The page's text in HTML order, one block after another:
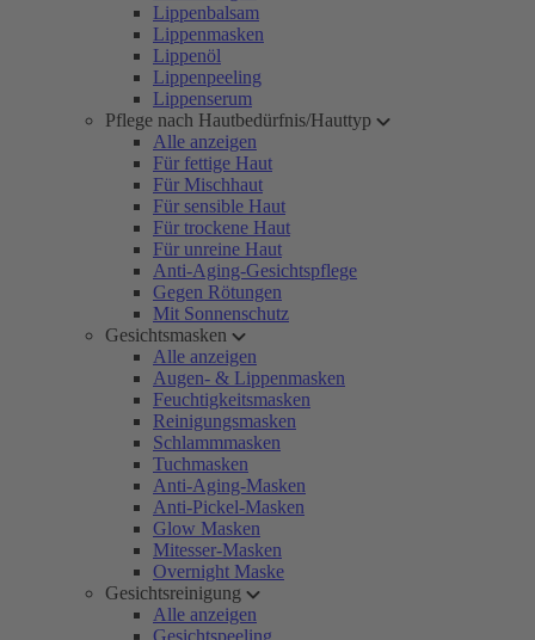
Lippenbalsam
Lippenmasken
Lippenöl
Lippenpeeling
Lippenserum
Pflege nach Hautbedürfnis/Hauttyp
Alle anzeigen
Für fettige Haut
Für Mischhaut
Für sensible Haut
Für trockene Haut
Für unreine Haut
Anti-Aging-Gesichtspflege
Gegen Rötungen
Mit Sonnenschutz
Gesichtsmasken
Alle anzeigen
Augen- & Lippenmasken
Feuchtigkeitsmasken
Reinigungsmasken
Schlammmasken
Tuchmasken
Anti-Aging-Masken
Anti-Pickel-Masken
Glow Masken
Mitesser-Masken
Overnight Maske
Gesichtsreinigung
Alle anzeigen
Gesichtspeeling